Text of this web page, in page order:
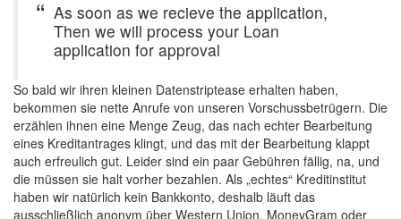
As soon as we recieve the application,
Then we will process your Loan
application for approval
So bald wir ihren kleinen Datenstriptease erhalten haben,
bekommen sie nette Anrufe von unseren Vorschussbetrügern. Die
erzählen ihnen eine Menge Zeug, das nach echter Bearbeitung
eines Kreditantrages klingt, und das mit der Bearbeitung klappt
auch erfreulich gut. Leider sind ein paar Gebühren fällig, na, und
die müssen sie halt vorher bezahlen. Als „echtes“ Kreditinstitut
haben wir natürlich kein Bankkonto, deshalb läuft das
ausschließlich anonym über Western Union, MoneyGram oder